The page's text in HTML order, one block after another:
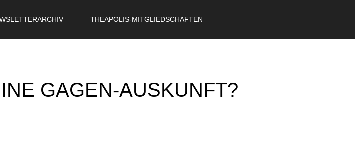
GAGEN-AUSKUNFT?
THEAPOLIS-MITGLIEDSCHAFTEN